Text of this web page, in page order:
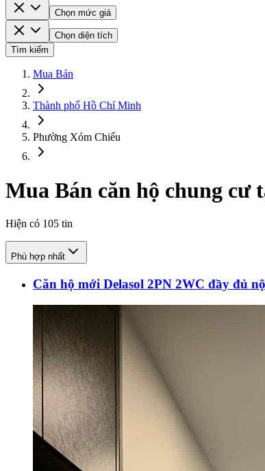
Chọn mức giá
Chọn diện tích
Tìm kiếm
Mua Bán
Thành phố Hồ Chí Minh
Phường Xóm Chiếu
Mua Bán căn hộ chung
Hiện có 105 tin
Phù hợp nhất
Căn hộ mới Delasol 2PN 2WC đầy đủ